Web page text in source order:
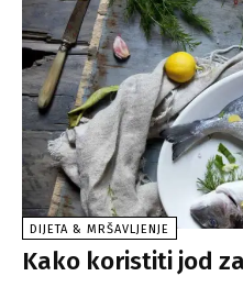
DIJETA & MRŠAVLJENJE
Kako koristiti jod